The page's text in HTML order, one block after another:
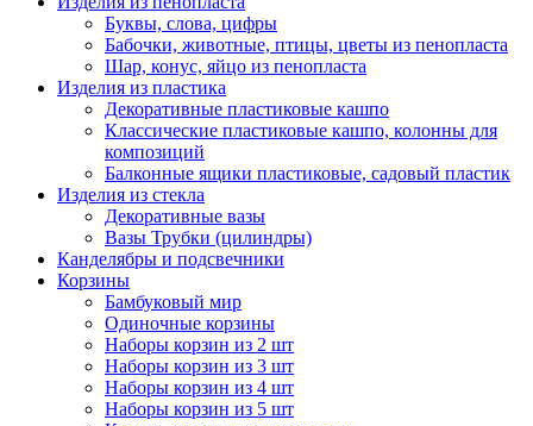
Буквы, слова, цифры
Бабочки, животные, птицы, цветы из пенопласта
Шар, конус, яйцо из пенопласта
Изделия из пластика
Декоративные пластиковые кашпо
Классические пластиковые кашпо, колонны для
композиций
Балконные ящики пластиковые, садовый пластик
Изделия из стекла
Декоративные вазы
Вазы Трубки (цилиндры)
Канделябры и подсвечники
Корзины
Бамбуковый мир
Одиночные корзины
Наборы корзин из 2 шт
Наборы корзин из 3 шт
Наборы корзин из 4 шт
Наборы корзин из 5 шт